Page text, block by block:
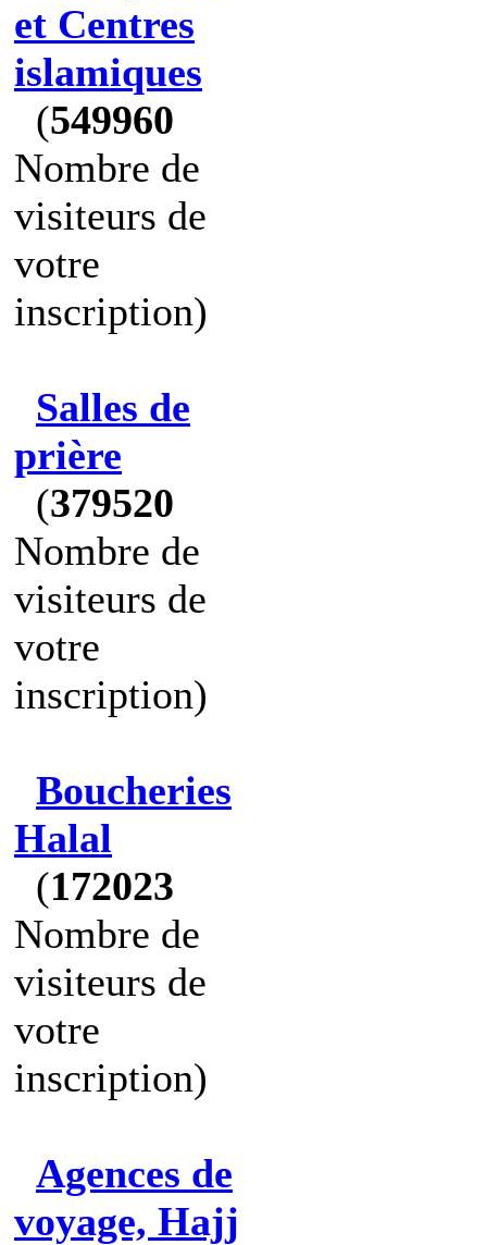
et Centres
islamiques
(549960
Nombre de
visiteurs de
votre
inscription)
Salles de
prière
(379520
Nombre de
visiteurs de
votre
inscription)
Boucheries
Halal
(172023
Nombre de
visiteurs de
votre
inscription)
Agences de
voyage, Hajj